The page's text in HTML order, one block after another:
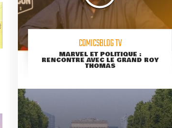
COMICSBLOG TV
MARVEL ET POLITIQUE :
RENCONTRE AVEC LE GRAND ROY
THOMAS